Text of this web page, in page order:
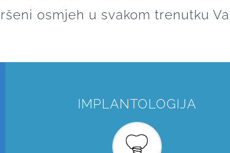
osmjeh u svakom trenutku
IMPLANTOLOGIJA